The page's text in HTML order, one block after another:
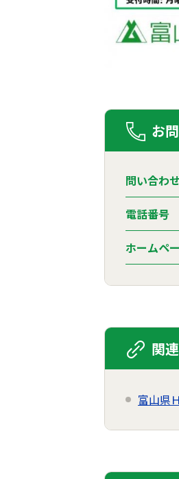
お
問い合わ
電話番号
ホームペ
関
富山県